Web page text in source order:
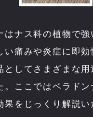
はナス科の植物で強
い痛みや炎症に即
としてさまざまな
。ここではベラド
果をじっくり解説い